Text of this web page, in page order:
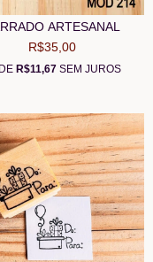
ARTESANAL
R$35,00
R$11,67 SEM JUROS